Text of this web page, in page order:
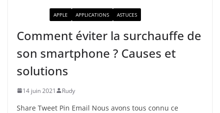
APPLE APPLICATIONS ASTUCES
Comment éviter la surchauffe de
son smartphone ? Causes et
solutions
14 juin 2021 Rudy
Share Tweet Pin Email Nous avons tous connu ce